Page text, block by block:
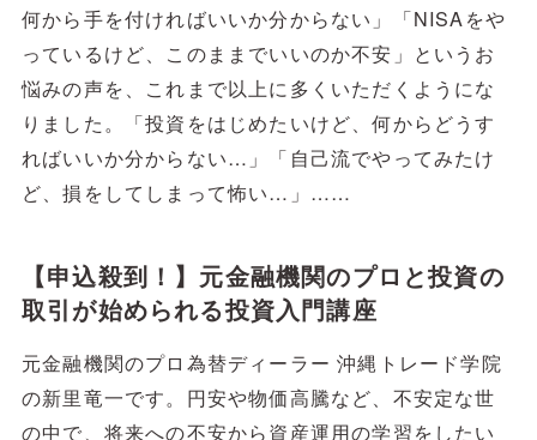
何から手を付ければいいか分からない」「NISAをや
っているけど、このままでいいのか不安」というお
悩みの声を、これまで以上に多くいただくようにな
りました。「投資をはじめたいけど、何からどうす
ればいいか分からない…」「自己流でやってみたけ
ど、損をしてしまって怖い…」……
【申込殺到！】元金融機関のプロと投資の
取引が始められる投資入門講座
元金融機関のプロ為替ディーラー 沖縄トレード学院
の新里竜一です。円安や物価高騰など、不安定な世
の中で、将来への不安から資産運用の学習をしたい